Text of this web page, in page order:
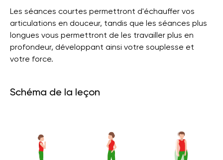
Les séances courtes permettront d'échauffer vos
articulations en douceur, tandis que les séances plus
longues vous permettront de les travailler plus en
profondeur, développant ainsi votre souplesse et
votre force.
Schéma de la leçon